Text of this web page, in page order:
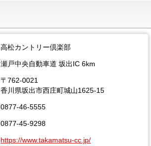
高松カントリー倶楽部
瀬戸中央自動車道 坂出IC 6km
〒762-0021
香川県坂出市西庄町城山1625-15
0877-46-5555
0877-45-9298
https://www.takamatsu-cc.jp/